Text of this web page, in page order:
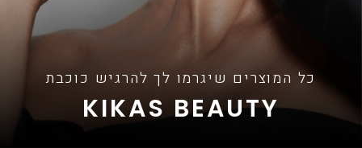
כל המוצרים שיגרמו לך להרגיש כוכבת
KIKAS BEAUTY